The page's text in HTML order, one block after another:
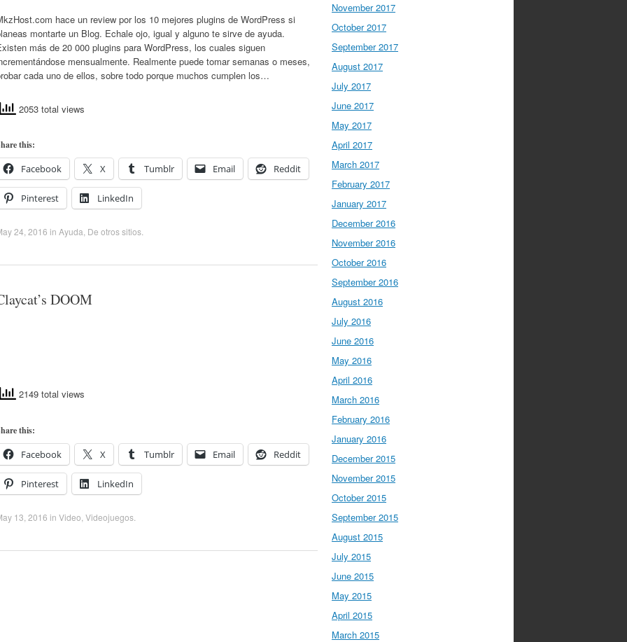
hace un review por los 10 mejores plugins de WordPress si
montarte un Blog. Echale ojo, igual y alguno te sirve de ayuda.
más de 20 000 plugins para WordPress, los cuales siguen
mensualmente. Realmente puede tomar semanas o meses,
cada uno de ellos, sobre todo porque muchos cumplen los…
2053 total views
this:
Facebook X Tumblr Email Reddit
Pinterest LinkedIn
24, 2016 in Ayuda De otros sitios
DOOM
2149 total views
this:
Facebook X Tumblr Email Reddit
Pinterest LinkedIn
13, 2016 in Video Videojuegos
November 2017
October 2017
September 2017
August 2017
July 2017
June 2017
May 2017
April 2017
March 2017
February 2017
January 2017
December 2016
November 2016
October 2016
September 2016
August 2016
July 2016
June 2016
May 2016
April 2016
March 2016
February 2016
January 2016
December 2015
November 2015
October 2015
September 2015
August 2015
July 2015
June 2015
May 2015
April 2015
March 2015